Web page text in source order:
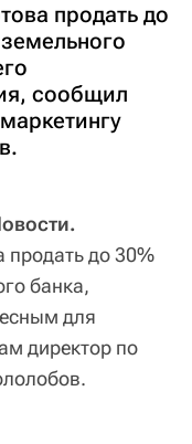
продать до
сообщил
продать до 30%
банка,
для
директор по